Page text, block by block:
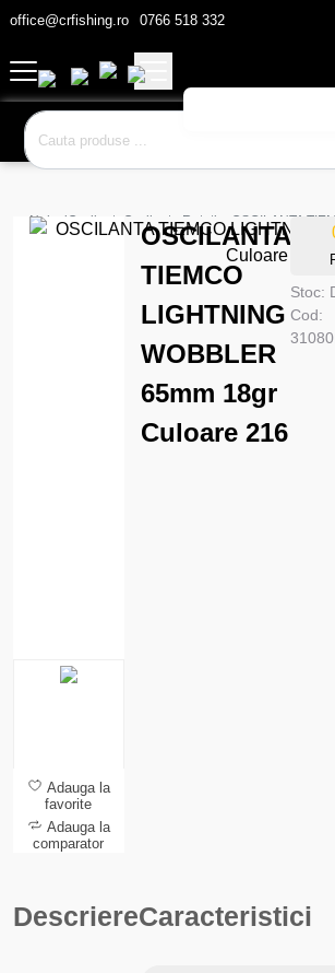
office@crfishing.ro 0766 518 332
NaluciOscilanteOscilante Rotative OSCILANTA
Adauga la
favorite
Adauga la
comparator
OSCILANTA
TIEMCO
LIGHTNING
WOBBLER
65mm 18gr
Culoare 216
Stoc:
Cod:
DescriereCaracteristici